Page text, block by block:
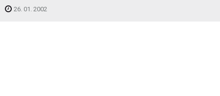
26. 01. 2002